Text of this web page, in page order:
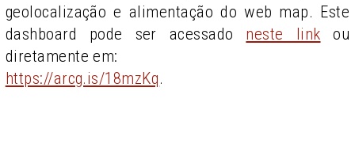
geolocalização e alimentação do web map. Este
dashboard pode ser acessado neste link ou
diretamente em:
https://arcg.is/18mzKq.